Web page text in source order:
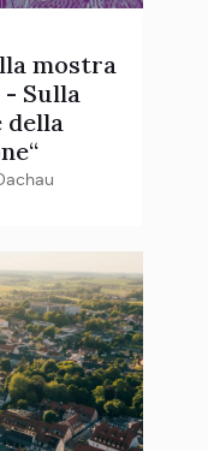
mostra
- Sulla